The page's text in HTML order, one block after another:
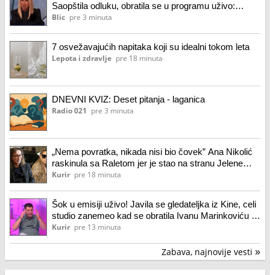
Saopštila odluku, obratila se u programu uživo:
"Bićete mi i u glavi i u srcu, nemojte da me izdate"
Blic pre 3 minuta
7 osvežavajućih napitaka koji su idealni tokom leta
Lepota i zdravlje pre 18 minuta
DNEVNI KVIZ: Deset pitanja - laganica
Radio 021 pre 3 minuta
„Nema povratka, nikada nisi bio čovek” Ana Nikolić
raskinula sa Raletom jer je stao na stranu Jelene
Radanović! Ovo su reči njene oproštajne poruke:
Kurir pre 18 minuta
Šok u emisiji uživo! Javila se gledateljka iz Kine, celi
studio zanemeo kad se obratila Ivanu Marinkoviću -
on se uhvatio za glavu
Kurir pre 13 minuta
Zabava, najnovije vesti »